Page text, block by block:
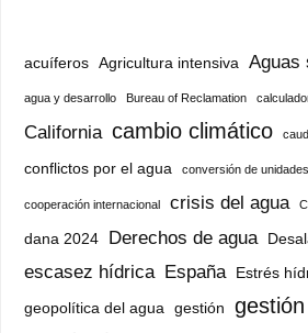
acuíferos Agricultura intensiva Aguas
agua y desarrollo Bureau of Reclamation
California cambio climático
conflictos por el agua conversión de unidades
cooperación internacional crisis del agua
dana 2024 Derechos de agua
escasez hídrica España
Estrés
geopolítica del agua gestión